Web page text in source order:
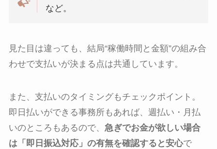
など。
見た目は違っても、結局“稼働時間と金額”の組み合
わせで支払いが決まる点は共通しています。
また、支払いのタイミングもチェックポイント。
即日払いができる事務所もあれば、週払い・月払
いのところもあるので、 急ぎでお金が欲しい場合
は「即日振込対応」の有無を確認すると安心で